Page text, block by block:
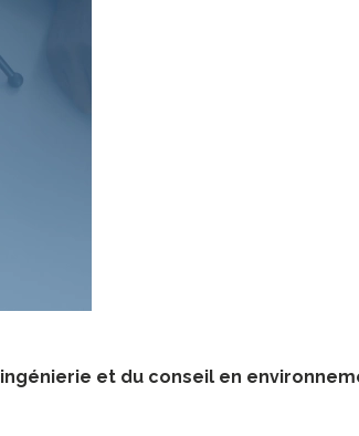
ingénierie et du conseil en